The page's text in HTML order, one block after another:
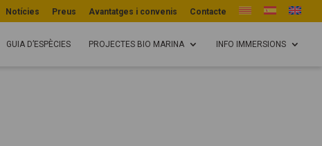
Notícies Preus Avantatges i convenis Contacte
GUIA D’ESPÈCIES PROJECTES BIO MARINA INFO IMMERSIONS